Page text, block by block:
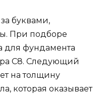
буквами,
При подборе
для фундамента
С8. Следующий
на толщину
которая оказывает